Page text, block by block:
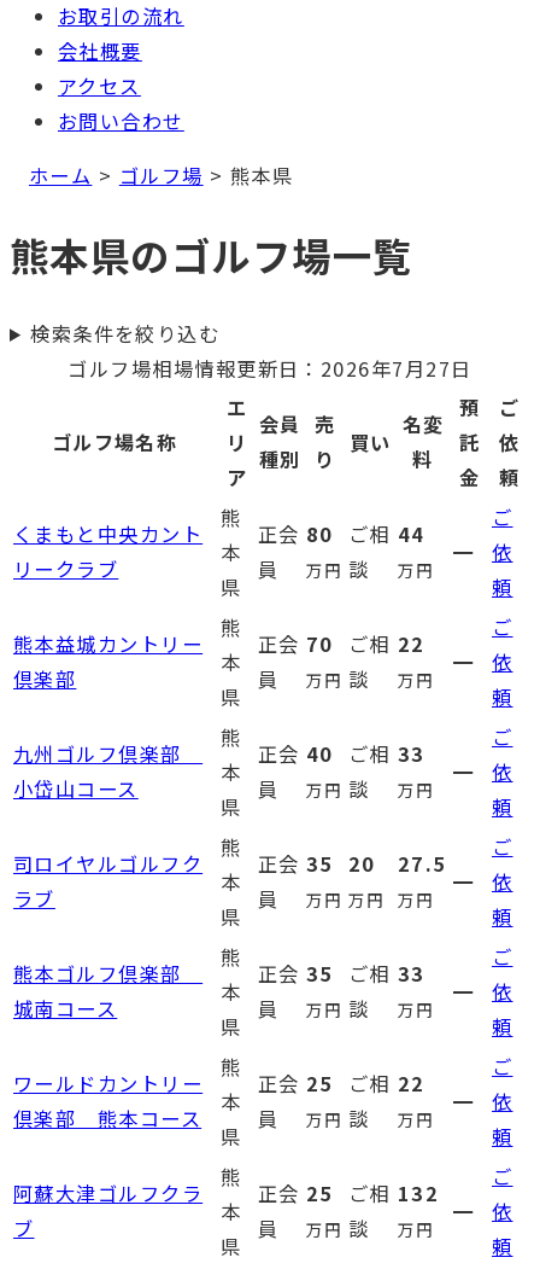
お取引の流れ
会社概要
アクセス
お問い合わせ
ホーム > ゴルフ場 >熊本県
熊本県のゴルフ場一覧
検索条件を絞り込む
ゴルフ場相場情報更新日：2026年7月27日
ゴルフ場名称
エ
リ
ア
会員
種別
売
り
買い
名変
料
預
託
金
ご
依
頼
くまもと中央カント
リークラブ
熊
本
県
正会
員
80
万円
ご相
談
44
万円
━
ご
依
頼
熊本益城カントリー
倶楽部
熊
本
県
正会
員
70
万円
ご相
談
22
万円
━
ご
依
頼
九州ゴルフ倶楽部
小岱山コース
熊
本
県
正会
員
40
万円
ご相
談
33
万円
━
ご
依
頼
司ロイヤルゴルフク
ラブ
熊
本
県
正会
員
35
万円
20
万円
27.5
万円
━
ご
依
頼
熊本ゴルフ倶楽部
城南コース
熊
本
県
正会
員
35
万円
ご相
談
33
万円
━
ご
依
頼
ワールドカントリー
倶楽部 熊本コース
熊
本
県
正会
員
25
万円
ご相
談
22
万円
━
ご
依
頼
阿蘇大津ゴルフクラ
ブ
熊
本
県
正会
員
25
万円
ご相
談
132
万円
━
ご
依
頼